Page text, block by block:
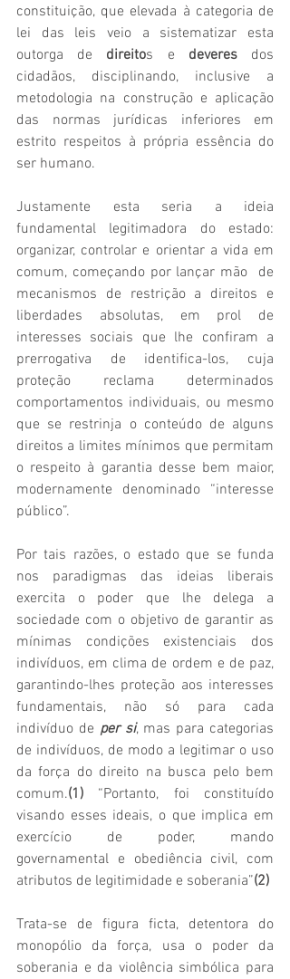
constituição, que elevada à categoria de
lei das leis veio a sistematizar esta
outorga de direitos e deveres dos
cidadãos, disciplinando, inclusive a
metodologia na construção e aplicação
das normas jurídicas inferiores em
estrito respeitos à própria essência do
ser humano.
Justamente esta seria a ideia
fundamental legitimadora do estado:
organizar, controlar e orientar a vida em
comum, começando por lançar mão  de
mecanismos de restrição a direitos e
liberdades absolutas, em prol de
interesses sociais que lhe confiram a
prerrogativa de identifica-los, cuja
proteção reclama determinados
comportamentos individuais, ou mesmo
que se restrinja o conteúdo de alguns
direitos a limites mínimos que permitam
o respeito à garantia desse bem maior,
modernamente denominado “interesse
público”.
Por tais razões, o estado que se funda
nos paradigmas das ideias liberais
exercita o poder que lhe delega a
sociedade com o objetivo de garantir as
mínimas condições existenciais dos
indivíduos, em clima de ordem e de paz,
garantindo-lhes proteção aos interesses
fundamentais, não só para cada
indivíduo de per si, mas para categorias
de indivíduos, de modo a legitimar o uso
da força do direito na busca pelo bem
comum.(1) “Portanto, foi constituído
visando esses ideais, o que implica em
exercício de poder, mando
governamental e obediência civil, com
atributos de legitimidade e soberania”(2)
Trata-se de figura ficta, detentora do
monopólio da força, usa o poder da
soberania e da violência simbólica para